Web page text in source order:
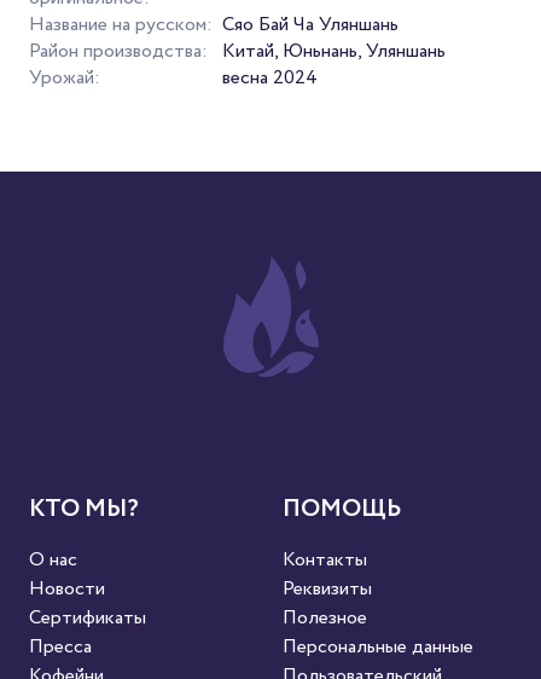
Название на русском: Сяо Бай Ча Уляншань
Район производства:
Китай, Юньнань, Уляншань
Урожай:
весна 2024
КТО МЫ?
О нас
Новости
Сертификаты
Пресса
ПОМОЩЬ
Контакты
Реквизиты
Полезное
Персональные данные